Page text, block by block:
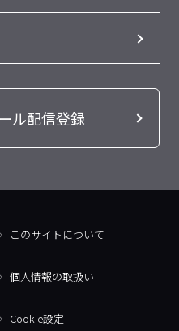
ル配信登録
このサイトについて
個人情報の取扱い
Cookie設定